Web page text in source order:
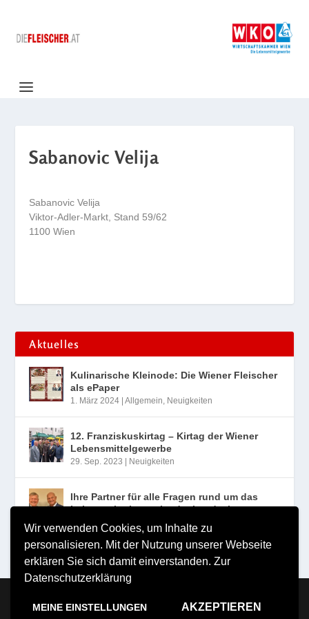
Wir verwenden Cookies, um Inhalte zu
personalisieren. Mit der Nutzung unserer Webseite
erklären Sie sich damit einverstanden. Zur
Datenschutzerklärung
MEINE EINSTELLUNGEN AKZEPTIEREN
Sabanovic Velija
Sabanovic Velija
Viktor-Adler-Markt, Stand 59/62
1100 Wien
Aktuelles
Kulinarische Kleinode: Die Wiener Fleischer
als ePaper
1. März 2024 |Allgemein, Neuigkeiten
12. Franziskuskirtag – Kirtag der Wiener
Lebensmittelgewerbe
29. Sep. 2023 Neuigkeiten
Ihre Partner für alle Fragen rund um das
Lebensmittelgewerbe der Landesinnung
Wien
10. Aug. 2023|Neuigkeiten